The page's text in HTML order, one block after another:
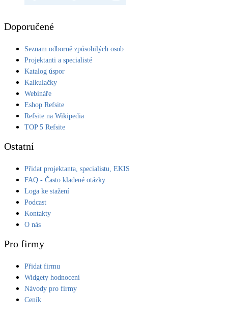
Doporučené
Seznam odborně způsobilých osob
Projektanti a specialisté
Katalog úspor
Kalkulačky
Webináře
Eshop Refsite
Refsite na Wikipedia
TOP 5 Refsite
Ostatní
Přidat projektanta, specialistu, EKIS
FAQ - Často kladené otázky
Loga ke stažení
Podcast
Kontakty
O nás
Pro firmy
Přidat firmu
Widgety hodnocení
Návody pro firmy
Ceník